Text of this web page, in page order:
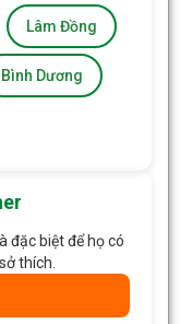
Lâm Đồng
Bình Dương
đặc biệt để họ có
thích.